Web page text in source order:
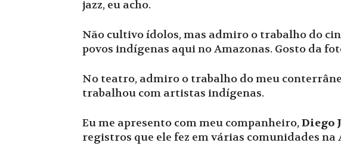
jazz, eu acho.
Não cultivo ídolos, mas admiro o trabalho do
povos indígenas aqui no Amazonas. Gosto da
No teatro, admiro o trabalho do meu
trabalhou com artistas indígenas.
Eu me apresento com meu companheiro,Diego
registros que ele fez em várias comunidades na